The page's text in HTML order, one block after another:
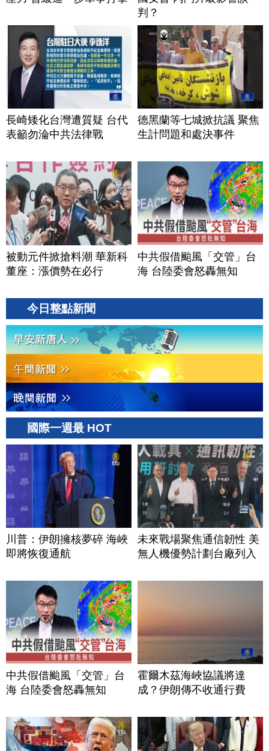
判？
長崎矮化台灣遭質疑 台代
表籲勿淪中共法律戰
德黑蘭等七城掀抗議 聚焦
生計問題和處決事件
被動元件掀搶料潮 華新科
董座：漲價勢在必行
中共假借颱風「交管」台
海 台陸委會怒轟無知
今日整點新聞
國際一週最 HOT
川普：伊朗擁核夢碎 海峽
即將恢復通航
未來戰場聚焦通信韌性 美
無人機優勢計劃台廠列入
中共假借颱風「交管」台
海 台陸委會怒轟無知
霍爾木茲海峽協議將達
成？伊朗傳不收通行費